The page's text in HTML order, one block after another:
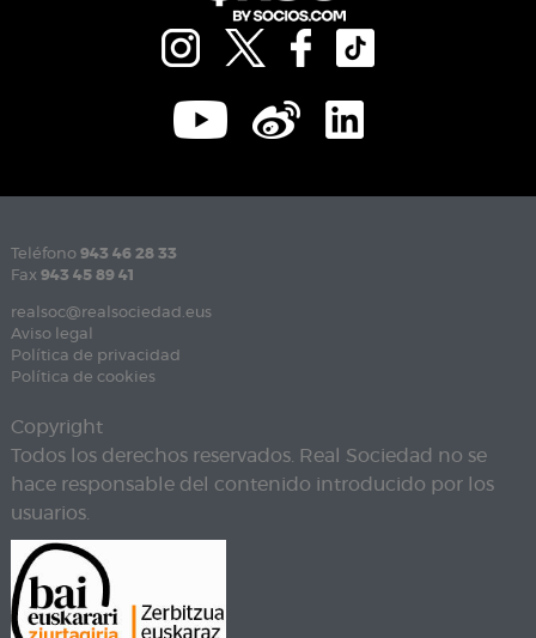
Teléfono 943 46 28 33
Fax 943 45 89 41
realsoc@realsociedad.eus
Aviso legal
Política de privacidad
Política de cookies
Copyright
Todos los derechos reservados. Real Sociedad no se
hace responsable del contenido introducido por los
usuarios.